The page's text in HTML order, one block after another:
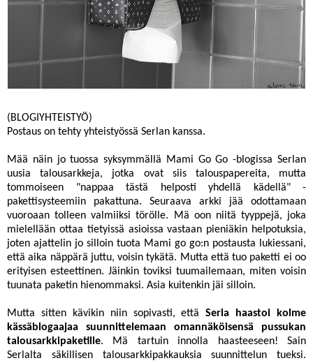
(BLOGIYHTEISTYÖ)
Postaus on tehty yhteistyössä Serlan kanssa.
Mää näin jo tuossa syksymmällä Mami Go Go -blogissaSerlan
uusia talousarkkeja, jotka ovat siis talouspapereita, mutta
tommoiseen "nappaa tästä helposti yhdellä kädellä" -
pakettisysteemiin pakattuna. Seuraava arkki jää odottamaan
vuoroaan tolleen valmiiksi törölle. Mä oon niitä tyyppejä, joka
mielellään ottaa tietyissä asioissa vastaan pieniäkin helpotuksia,
joten ajattelin jo silloin tuota Mami go go:n postausta lukiessani,
että aika näppärä juttu, voisin tykätä. Mutta että tuo paketti ei oo
erityisen esteettinen. Jäinkin toviksi tuumailemaan, miten voisin
tuunata paketin hienommaksi. Asia kuitenkin jäi silloin.
Mutta sitten kävikin niin sopivasti, ettäSerla haastoi kolme
kässäblogaajaa suunnittelemaan omannäköisensä pussukan
talousarkkipaketille. Mä tartuin innolla haasteeseen! Sain
Serlalta säkillisen talousarkkipakkauksia suunnittelun tueksi.